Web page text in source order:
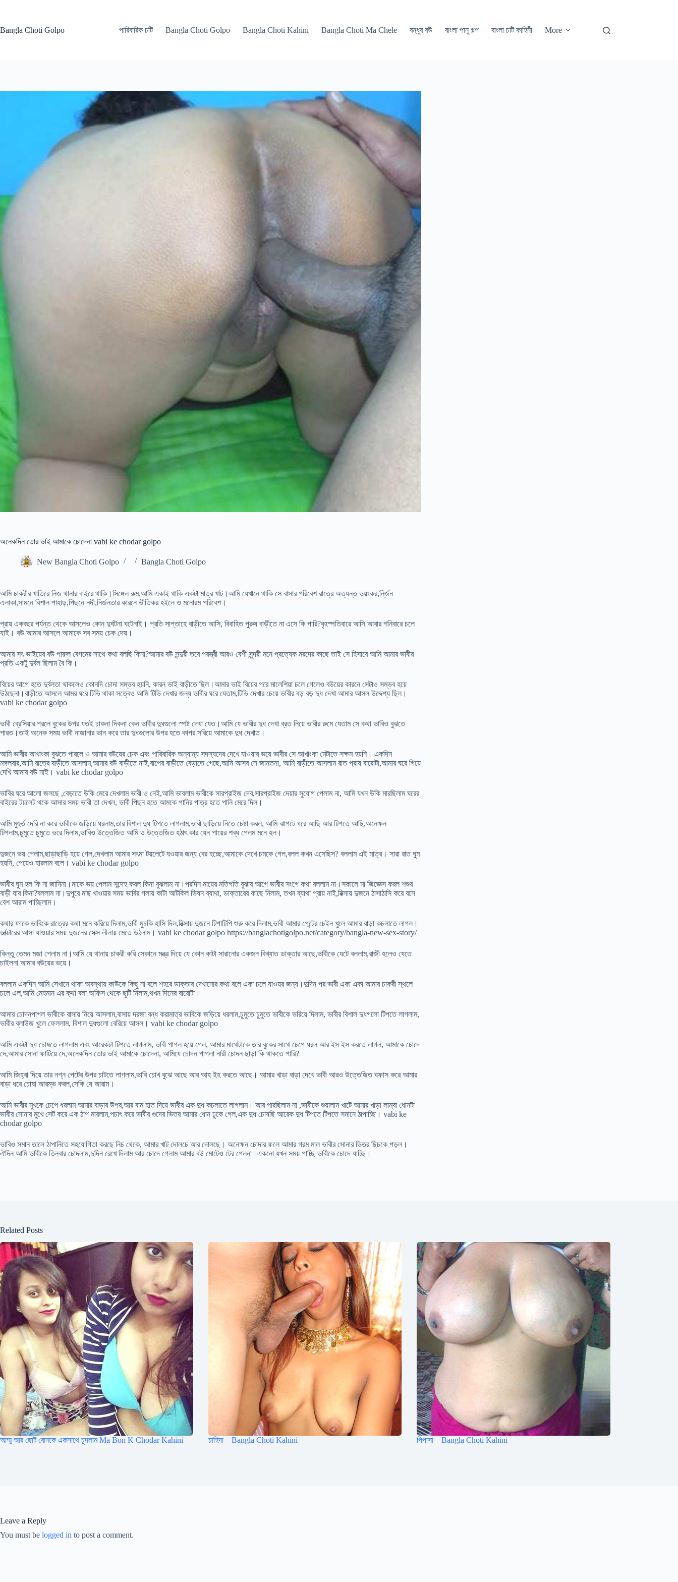
Bangla Choti Golpo
পারিবারিক চটি Bangla Choti Golpo Bangla Choti Kahini Bangla Choti Ma Chele বন্ধুর বউ বাংলা পানু গল্প বাংলা চটি কাহিনী More
অনেকদিন তোর ভাই আমাকে চোদেনা vabi ke chodar golpo
New Bangla Choti Golpo Bangla Choti Golpo
আমি চাকরীর খাতিরে নিজ থানার বাইরে থাকি।সিঙ্গেল রুম,আমি একাই থাকি একটা মাত্র খাট।আমি যেখানে থাকি সে বাসার পরিবেশ রাত্রে অত্যন্ত ভয়ংকর,নি্র্জন
এলাকা,সামনে বিশাল পাহাড়,পিছনে নদী,নির্জনতার কারনে ভীতিকর হইলে ও মনোরম পরিবেশ।
প্রায় একবছর পর্যন্ত থেকে আসলেও কোন দুর্ঘটনা ঘটেনাই। প্রতি সাপ্তাহে বাড়ীতে আসি, বিবাহিত পুরুষ বাড়ীতে না এসে কি পারি?বৃহস্পতিবারে আসি আবার শনিবারে চলে
যাই। বউ আমার আসলে আমাকে সব সময় চেক দেয়।
আমার সৎ ভাইয়ের বউ পারুল বেগমের সাথে কথা বলছি কিনা?আমার বউ সন্দুরী তবে পরস্ত্রী আরও বেশী সুন্দরী মনে প্রত্যেক মরদের কাছে তাই সে হিসাবে আমি আমার ভাবীর
প্রতি একটু দুর্বল ছিলাম বৈ কি।
বিয়ের আগে হতে দুর্বলতা থাকলেও কোনদি চোদা সম্ভব হয়নি, কারন ভাই বাড়ীতে ছিল।আমার ভাই বিয়ের পরে মালেশিয়া চলে গেলেও বউয়ের কারনে সেটাও সম্ভব হয়ে
উঠছেনা।বাড়ীতে আসলে আমর ঘরে টিভি থাকা সত্বেও আমি টিভি দেখার জন্য ভাবীর ঘরে যেতাম,টিভি দেখার চেয়ে ভাবীর বড় বড় দুধ দেখা আমার আসল উদ্দেশ্য ছিল।
vabi ke chodar golpo
ভাবী ব্রেসিয়ার পরলে বুকের উপর যতই ঢাকনা দিকনা কেন ভাবীর দুধগুলো স্পষ্ট দেখা যেত।আমি যে ভাবীর দুধ দেখা ব্রত নিয়ে ভাবীর রুমে যেতাম সে কথা ভাবিও বুঝতে
পারত।তাই অনেক সময় ভাবী নাজানার ভান করে তার দুধগুলোর উপর হতে কাপর সরিয়ে আমাকে দুধ দেখাত।
আমি ভাবীর আখাংকা বুঝতে পারলে ও আমার বউয়ের চেক এবং পারিবারিক অন্যান্য সদস্যদের দেখে যাওয়ার ভয়ে ভাবীর সে আখাংকা মেটাতে সক্ষম হয়নি। একদিন
মঙ্গলবার,আমি রাত্রে বাড়ীতে আসলাম,আমার বউ বাড়ীতে নাই,বাপের বাড়ীতে বেড়াতে গেছে,আমি আসব সে জানতনা, আমি বাড়ীতে আসলাম রাত প্রায় বারোটা,আমার ঘরে গিয়ে
দেখি আমার বউ নাই। vabi ke chodar golpo
ভাবির ঘরে আলো জলছে ,বেড়াতে উকি মেরে দেখলাম ভাবী ও নেই,আমি ভাবলাম ভাবীকে সারপ্রাইজ দেব,সারপ্রাইজ দেয়ার সুযোগ পেলাম না, আমি যখন উকি মারছিলাম ঘরের
বাইরের টয়লেট থকে আসার সময় ভাবী তা দেখল, ভাবী পিছন হতে আমকে পানির পাত্র হতে পানি মেরে দিল।
আমি মুহুর্ত দেরি না করে ভাবীকে জড়িয়ে ধরলাম,তার বিশাল দুধ টিপতে লাগলাম,ভাবী ছাড়িয়ে নিতে চেষ্টা করল, আমি ঝাপটে ধরে আছি আর টিপতে আছি,অনেক্ষন
টিপলাম,চুমুতে চুমুতে ভরে দিলাম,ভাবিও উত্তেজিত আমি ও উত্তেজিত হঠাৎ কার যেন পায়ের শব্ধ পেলম মনে হল।
দুজনে ভয় পেলাম,ছাড়াছাড়ি হয়ে গেল,দেখলাম আমার সৎমা টয়লেটে যওয়ার জন্য বের হচ্ছে,আমাকে দেখে চমকে গেল,বলল কখন এসেছিস? বললাম এই মাত্র। সারা রাত ঘুম
হয়নি, পেয়েও হারলাম বলে। vabi ke chodar golpo
ভাবীর ঘুম হল কি না জানিনা।মাকে ভয় পেলাম সন্দেহ করল কিনা বুঝলাম না।পরদিন মায়ের মতিগতি বুঝার আগে ভাবীর সংগে কথা বললাম না।সকালে মা জিজ্ঞেস করল শশুর
বাড়ী যাব কিনা?বললাম না।দুপুরে মাছ খাওয়ার সময় ভাবির গলায় কাটা আটকিল ভিষন ব্যাথা, ডাক্তারের কাছে নিলাম, তখন ব্যাথা প্রায় নাই,রিক্সায় দুজনে ঠাসাঠাসি করে বসে
বেশ আরাম পাচ্ছিলাম।
কথার ফাকে ভাবিকে রাত্রের কথা মনে করিয়ে দিলাম,ভাবী মুচকি হাসি দিল,রিক্সায় দুজনে টিপাটিপি শুরু করে দিলাম,ভাবী আমার পেন্টের চেইন খুলে আমার বাড়া কচলাতে লাগল।
ডাক্টারের আসা যাওয়ার সময় দুজনের সেক্স লীলায় মেতে উঠলাম। vabi ke chodar golpo https://banglachotigolpo.net/category/bangla-new-sex-story/
কিন্তু তেমন মজা পেলাম না।আমি যে থানায় চাকরী করি সেকানে মন্ত্র দিয়ে যে কোন কাটা সারানোর একজন বিখ্যাত ডাক্তার আছে,ভাবীকে যেটে বললাম,রাজী হলেও যেতে
চাইলনা আমার বউয়ের ভয়ে।
বললাম একদিন আমি সেখানে থাকা অবস্থায় কাউকে কিছু না বলে শহরে ডাক্তার দেখানোর কথা বলে একা চলে যাওয়র জন্য।দুদিন পর ভাবী একা একা আমার চাকরী স্থলে
চলে এল,আমি মেহমান এর ক্থা বলা অফিস থেকে ছুটি নিলাম,থখন দিনের বারোটা।
আমার চোদনপাগল ভাবীকে বাসায় নিয়ে আসলাম,বাসায় দরজা বন্ধ করামাত্র ভাবিকে জড়িয়ে ধরলাম,চুমুতে চুমুতে ভাবীকে ভরিয়ে দিলাম, ভাবীর বিশাল দুধগলো টিপতে লাগলাম,
ভাবীর ব্লাউজ খুলে ফেললাম, বিশাল দুধগুলো বেরিয়ে আসল। vabi ke chodar golpo
আমি একটা দুধ চোষতে লাগলাম এবং আরেকটা টিপতে লাগলাম, ভাবী পাগল হয়ে গেল, আমার মাথেটাকে তার বুকের সাথে চেপে ধরল আর ইস ইস করতে লাগল, আমাকে চোদে
দে,আমার সোনা ফাটিয়ে দে,অনেকদিন তোর ভাই আমাকে চোদেনা, আমিযে চোদন পাগলা নারী চোদন ছাড়া কি থাকতে পারি?
আমি জিহ্বা দিয়ে তার নগ্ন পেটের উপর চাটতে লাগলাম,ভাবি চোখ বুঝে আছে আর আহ ইহ করতে আছে। আমার খাড়া বাড়া দেখে ভাবী আরও উত্তেজিত ঘফাস করে আমার
বাড়া ধরে চোষা আরম্ভ করল,সেকি যে আরাম।
আমি ভাবীর মুখকে চেপে ধরলাম আমার বাড়ার উপর,আর বাম হাত দিয়ে ভাবীর এক দুধ কচলাতে লাগলাম। আর পারছিলাম না ,ভাবীকে শুয়ালাম খাটে আমার খাড়া লাম্বা ধোনটা
ভাবীর সোনার মুখে সেট করে এক ঠাপ মারলাম,পচাৎ করে ভাবীর গুদের ভিতর আমার ধোন ঢুকে গেল,এক দুধ চোষছি আরেক দুধ টিপতে টিপতে সমানে ঠাপাচ্ছি। vabi ke
chodar golpo
ভাবিও সমান তালে ঠাপানিতে সহযোগিতা করছে নিচ থেকে, আমার খাট দোলচে আর দোলছে। অনেক্ষন চোদার ফলে আমার গরম মাল ভাবীর সোনার ভিতর ছিচকে পড়ল।
ঐদিন আমি ভাবীকে তিনবার চোদলাম,দুদিন রেখে দিলাম আর চোদে গেলাম আমার বউ মোটেও টের পেলনা।একনো যখন সময় পাচ্ছি ভাবীকে চোদে যাচ্ছি।
Related Posts
আম্মু আর ছোট বোনকে একসাথে চুদলাম Ma Bon K Chodar Kahini চাহিদা – Bangla Choti Kahini পিপাসা – Bangla Choti Kahini
Leave a Reply
You must be logged in to post a comment.